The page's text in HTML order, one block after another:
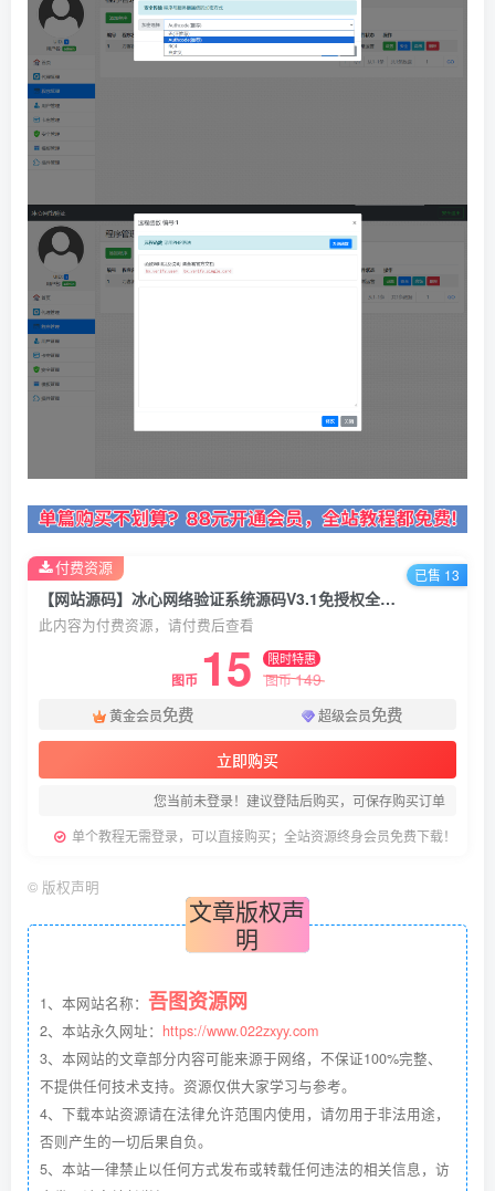
【网站源码】冰心网络验证系统源码V3.1免授权全解密版 带易语言例子
此内容为付费资源，请付费后查看
图币 15 限时特惠
图币149
黄金会员免费 超级会员免费
立即购买
您当前未登录！建议登陆后购买，可保存购买订单
单个教程无需登录，可以直接购买；全站资源终身会员免费下载！
付费资源 已售 13
© 版权声明
文章版权声
明
1、本网站名称： 吾图资源网
2、本站永久网址： https://www.022zxyy.com
3、本网站的文章部分内容可能来源于网络，不保证100%完整、
不提供任何技术支持。资源仅供大家学习与参考。
4、下载本站资源请在法律允许范围内使用，请勿用于非法用途，
否则产生的一切后果自负。
5、本站一律禁止以任何方式发布或转载任何违法的相关信息，访